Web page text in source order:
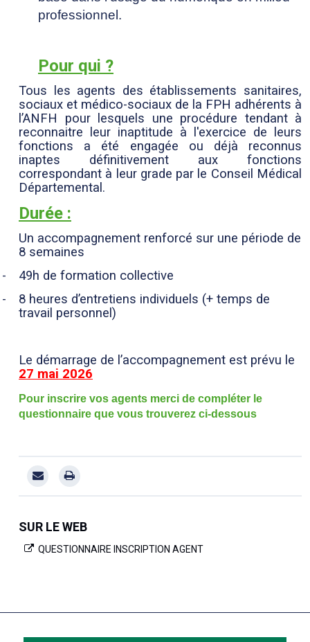
professionnel.
Pour qui ?
Tous les agents des établissements sanitaires,
sociaux et médico-sociaux de la FPH adhérents à
l’ANFH pour lesquels une procédure tendant à
reconnaitre leur inaptitude à l'exercice de leurs
fonctions a été engagée ou déjà reconnus
inaptes définitivement aux fonctions
correspondant à leur grade par le Conseil Médical
Départemental.
Durée :
Un accompagnement renforcé sur une période de
8 semaines
-
49h de formation collective
-
8 heures d’entretiens individuels (+ temps de
travail personnel)
Le démarrage de l’accompagnement est prévu le
27 mai 2026
Pour inscrire vos agents merci de compléter le
questionnaire que vous trouverez ci-dessous
SUR LE WEB
QUESTIONNAIRE INSCRIPTION AGENT